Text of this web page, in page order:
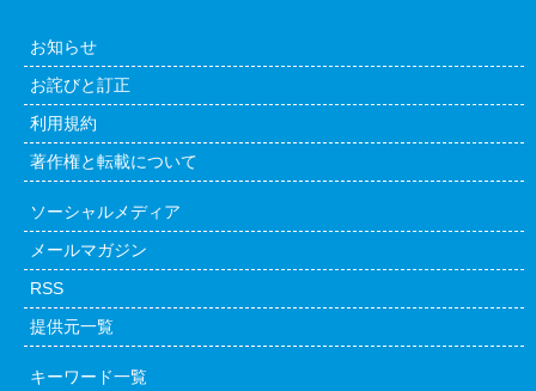
お知らせ
お詫びと訂正
利用規約
著作権と転載について
ソーシャルメディア
メールマガジン
RSS
提供元一覧
キーワード一覧